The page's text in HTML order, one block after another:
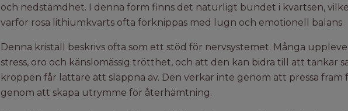
och nedstämdhet. I denna form finns det naturligt bundet i kvartsen,
varför rosa lithiumkvarts ofta förknippas med lugn och emotionell balans.
Denna kristall beskrivs ofta som ett stöd för nervsystemet. Många
stress, oro och känslomässig trötthet, och att den kan bidra till att tankar
kroppen får lättare att slappna av. Den verkar inte genom att pressa fram
genom att skapa utrymme för återhämtning.